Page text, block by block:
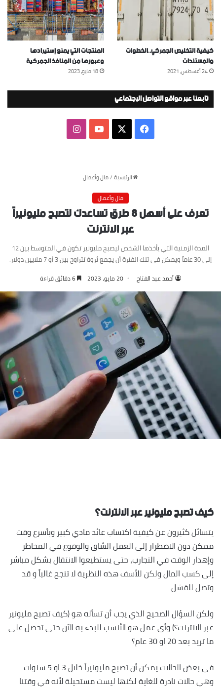
كيفية التخليص الجمركي..الخطوات
والمستندات
24 أغسطس، 2021
المنتجات التي يمنع إستيرادها
وعبورها من المنافذ الجمركية
18 مايو، 2023
تابعنا عبر مواقع التواصل الإجتماعي
فيسبوك ‫YouTubeانستقرام